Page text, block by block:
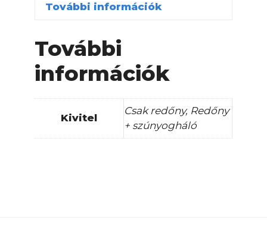
További információk
További
információk
Kivitel
Csak redőny, Redőny
+ szúnyogháló